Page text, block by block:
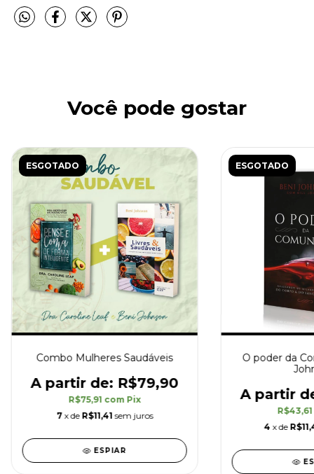
Você pode gostar
ESGOTADO
Combo Mulheres Saudáveis
R$79,90
R$75,91 com Pix
7 x de R$11,41 sem juros
ESPIAR
ESGOTADO
O poder da
R$43,61
4 x de